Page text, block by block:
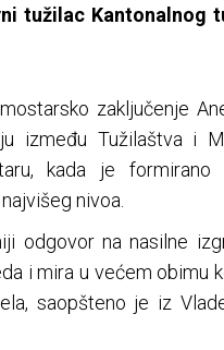
tužilac Kantonalnog
zaključenje
između Tužilaštva i
kada je formirano
nivoa.
odgovor na nasilne
i mira u većem obimu
saopšteno je iz